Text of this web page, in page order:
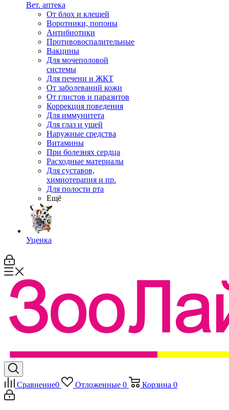
Вет. аптека
От блох и клещей
Воротники, попоны
Антибиотики
Противовоспалительные
Вакцины
Для мочеполовой
системы
Для печени и ЖКТ
От заболеваний кожи
От глистов и паразитов
Коррекция поведения
Для иммунитета
Для глаз и ушей
Наружные средства
Витамины
При болезнях сердца
Расходные материалы
Для суставов,
химиотерапия и пр.
Для полости рта
Ещё
Уценка
Сравнение0 Отложенные 0 Корзина 0